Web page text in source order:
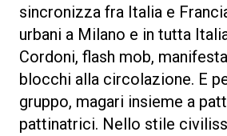
sincronizza fra Italia e
urbani a Milano e in tutta
Cordoni, flash mob,
blocchi alla circolazione. E
gruppo, magari insieme a
pattinatrici. Nello stile